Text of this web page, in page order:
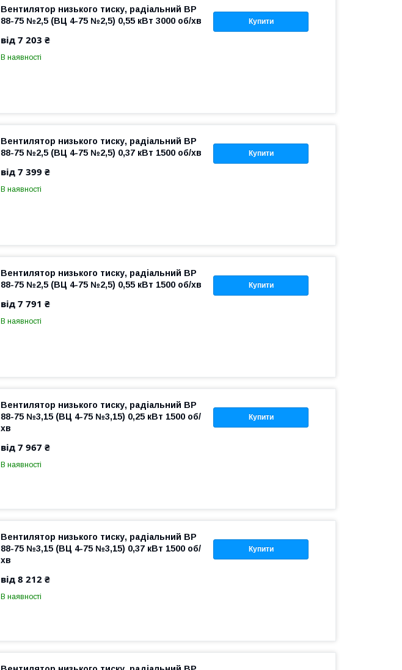
Купити
Вентилятор низького тиску, радіальний ВР
88-75 №2,5 (ВЦ 4-75 №2,5) 0,55 кВт 3000 об/хв
від 7 203 ₴
В наявності
Купити
Вентилятор низького тиску, радіальний ВР
88-75 №2,5 (ВЦ 4-75 №2,5) 0,37 кВт 1500 об/хв
від 7 399 ₴
В наявності
Купити
Вентилятор низького тиску, радіальний ВР
88-75 №2,5 (ВЦ 4-75 №2,5) 0,55 кВт 1500 об/хв
від 7 791 ₴
В наявності
Купити
Вентилятор низького тиску, радіальний ВР
88-75 №3,15 (ВЦ 4-75 №3,15) 0,25 кВт 1500 об/
хв
від 7 967 ₴
В наявності
Купити
Вентилятор низького тиску, радіальний ВР
88-75 №3,15 (ВЦ 4-75 №3,15) 0,37 кВт 1500 об/
хв
від 8 212 ₴
В наявності